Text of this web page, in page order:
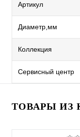
Артикул
Диаметр,мм
Коллекция
Сервисный центр
ТОВАРЫ ИЗ